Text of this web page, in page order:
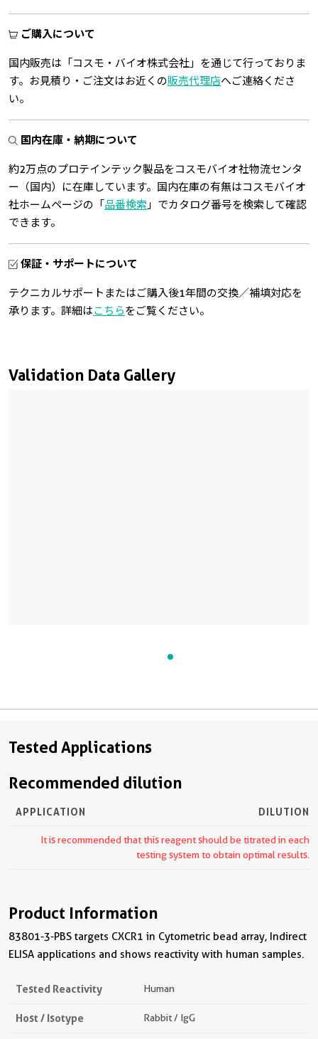
Validation Data Gallery
ご購入について
国内販売は「コスモ・バイオ株式会社」を通じて行っておりま
す。お見積り・ご注文はお近くの販売代理店へご連絡くださ
い。
国内在庫・納期について
約2万点のプロテインテック製品をコスモバイオ社物流センタ
ー（国内）に在庫しています。国内在庫の有無はコスモバイオ
社ホームページの「 品番検索 」でカタログ番号を検索して確認
できます。
保証・サポートについて
テクニカルサポートまたはご購入後1年間の交換／補填対応を
承ります。詳細はこちらをご覧ください。
Tested Applications
Recommended dilution
APPLICATION DILUTION
It is recommended that this reagent should be titrated in each
testing system to obtain optimal results.
Product Information
83801-3-PBS targets CXCR1 in Cytometric bead array, Indirect
ELISA applications and shows reactivity with human samples.
Tested Reactivity Human
Host / Isotype Rabbit / IgG